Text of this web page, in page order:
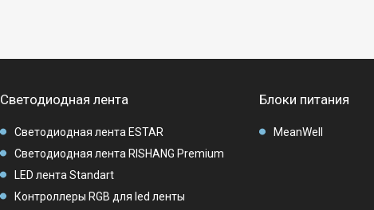
Светодиодная лента
Светодиодная лента ESTAR
Светодиодная лента RISHANG Premium
LED лента Standart
Контроллеры RGB для led ленты
Блоки питания
MeanWell